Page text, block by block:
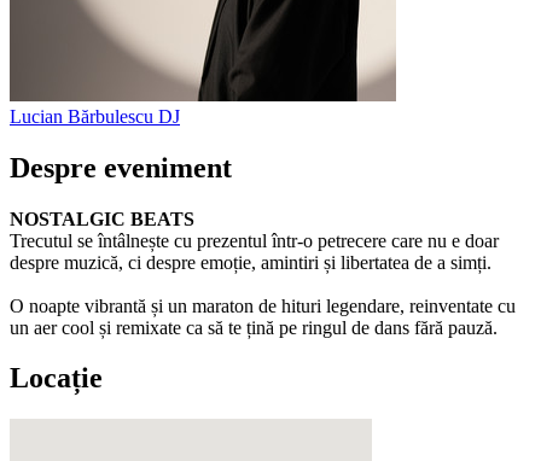
Lucian Bărbulescu DJ
Despre eveniment
NOSTALGIC BEATS
Trecutul se întâlnește cu prezentul într-o petrecere care nu e doar
despre muzică, ci despre emoție, amintiri și libertatea de a simți.
O noapte vibrantă și un maraton de hituri legendare, reinventate cu
un aer cool și remixate ca să te țină pe ringul de dans fără pauză.
Locație